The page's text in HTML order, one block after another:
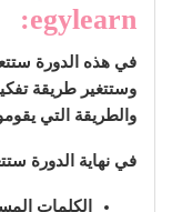
egylearn:
في هذه الدورة
وستتغير طريقة
والطريقة التي
في نهاية الدورة
الكلمات